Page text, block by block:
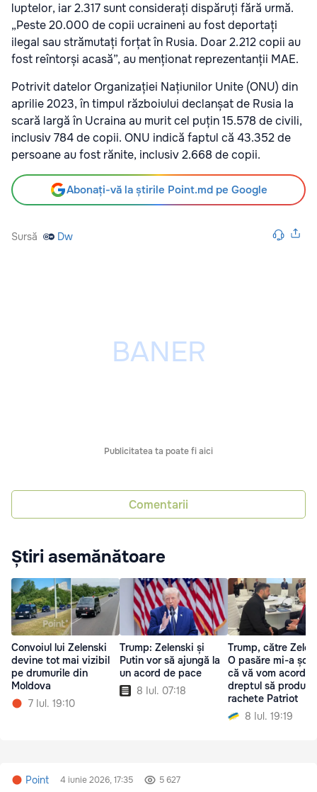
luptelor, iar 2.317 sunt considerați dispăruți fără urmă.
„Peste 20.000 de copii ucraineni au fost deportați
ilegal sau strămutați forțat în Rusia. Doar 2.212 copii au
fost reîntorși acasă”, au menționat reprezentanții MAE.
Potrivit datelor Organizației Națiunilor Unite (ONU) din
aprilie 2023, în timpul războiului declanșat de Rusia la
scară largă în Ucraina au murit cel puțin 15.578 de civili,
inclusiv 784 de copii. ONU indică faptul că 43.352 de
persoane au fost rănite, inclusiv 2.668 de copii.
Abonați-vă la știrile Point.md pe Google
Sursă Dw
Publicitatea ta poate fi aici
Comentarii
Știri asemănătoare
Convoiul lui Zelenski
devine tot mai vizibil
pe drumurile din
Moldova
7 Iul. 19:10
Trump: Zelenski și
Putin vor să ajungă la
un acord de pace
8 Iul. 07:18
Trump, către
O pasăre mi-a
că vă vom acorda
dreptul să
rachete Patriot
8 Iul. 19:19
Point 4 iunie 2026, 17:35 5 627